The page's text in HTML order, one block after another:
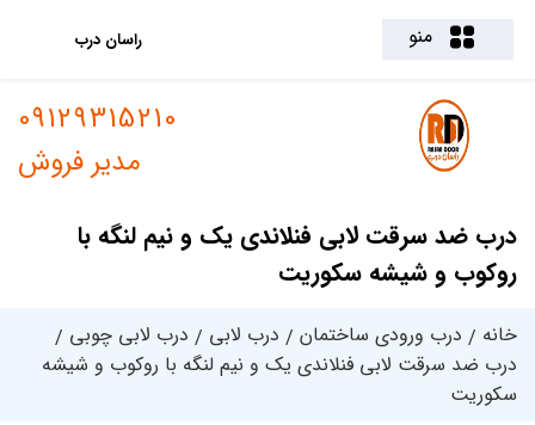
منو راسان درب
درب ضد سرقت لابی فنلاندی یک و نیم لنگه با
روکوب و شیشه سکوریت
09129315210
مدیر فروش
خانه درب ورودی ساختمان درب لابی
درب لابی چوبی
درب ضد سرقت لابی فنلاندی یک و نیم لنگه با روکوب و شیشه
سکوریت